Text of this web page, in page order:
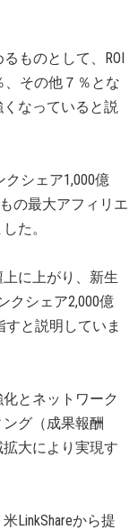
ものとして、ROI
、その他７％とな
なっていると説
シェア1,000億
の最大アフィリエ
た。
に上がり、新生
クシェア2,000億
すと説明していま
とネットワーク
グ（成果報酬
大により実現す
LinkShareから提